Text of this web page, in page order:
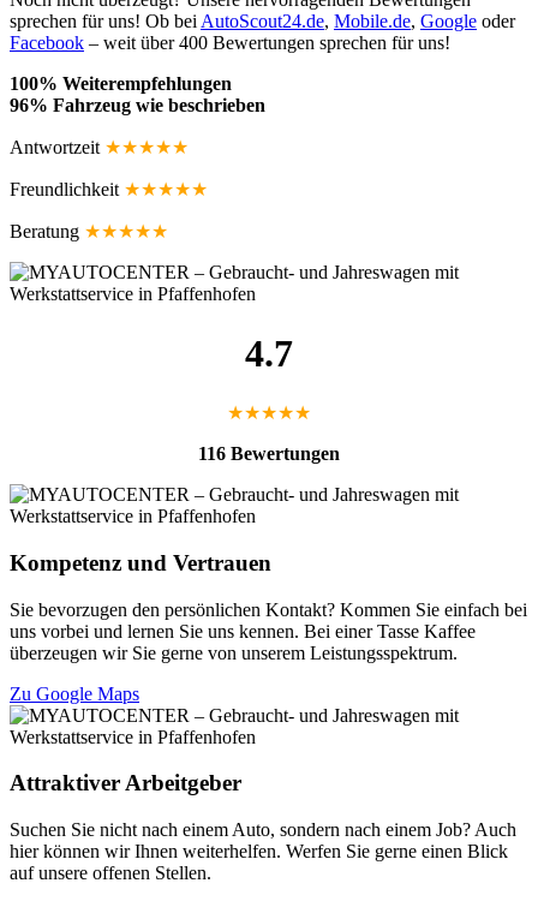
sprechen für uns! Ob bei AutoScout24.de, Mobile.de, Google oder
Facebook – weit über 400 Bewertungen sprechen für uns!
100% Weiterempfehlungen
96% Fahrzeug wie beschrieben
Antwortzeit ★★★★★
Freundlichkeit ★★★★★
Beratung ★★★★★
4.7
★★★★★
116 Bewertungen
Kompetenz und Vertrauen
Sie bevorzugen den persönlichen Kontakt? Kommen Sie einfach bei
uns vorbei und lernen Sie uns kennen. Bei einer Tasse Kaffee
überzeugen wir Sie gerne von unserem Leistungsspektrum.
Zu Google Maps
Attraktiver Arbeitgeber
Suchen Sie nicht nach einem Auto, sondern nach einem Job? Auch
hier können wir Ihnen weiterhelfen. Werfen Sie gerne einen Blick
auf unsere offenen Stellen.